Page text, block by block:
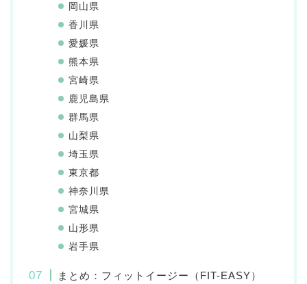
岡山県
香川県
愛媛県
熊本県
宮崎県
鹿児島県
群馬県
山梨県
埼玉県
東京都
神奈川県
宮城県
山形県
岩手県
まとめ：フィットイージー（FIT-EASY）